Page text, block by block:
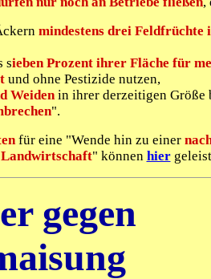
mindestens drei Feldfrüchte
sieben Prozent ihrer Fläche für
und ohne Pestizide nutzen,
Weidenin ihrer derzeitigen Größe
".
für eine "Wende hin zu einer
" können hier
gegen